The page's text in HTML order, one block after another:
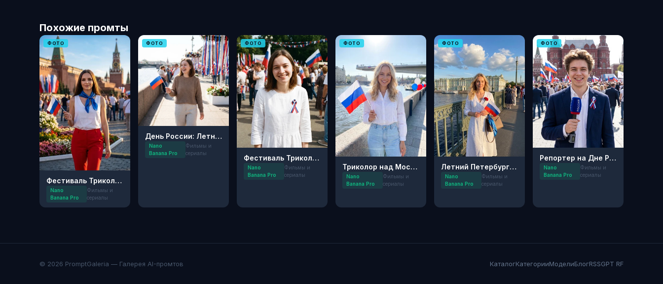
Похожие промты
ФОТО
Фестиваль Триколора: Центр Москвы
Nano
Banana Pro
Фильмы и
сериалы
ФОТО
День России: Летний Нижний
Nano
Banana Pro
Фильмы и
сериалы
ФОТО
Фестиваль Триколора в Парке Горького
Nano
Banana Pro
Фильмы и
сериалы
ФОТО
Триколор над Москвой-рекой
Nano
Banana Pro
Фильмы и
сериалы
ФОТО
Летний Петербург: Патриотичный Тренд
Nano
Banana Pro
Фильмы и
сериалы
ФОТО
Репортер на Дне России
Nano
Banana Pro
Фильмы и
сериалы
© 2026 PromptGaleria — Галерея AI-промтов КаталогКатегорииМоделиБлогRSSGPT RF